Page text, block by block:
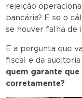
rejeição
bancária? E se o
se houver falha de
E a pergunta que
fiscal e da
quem garante
corretamente?